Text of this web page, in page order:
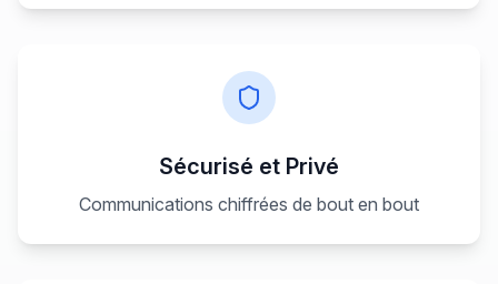
Sécurisé et Privé
Communications chiffrées de bout en bout